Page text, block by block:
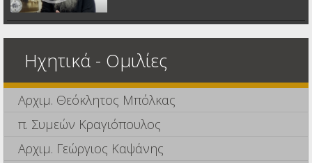
Ηχητικά - Ομιλίες
Αρχιμ. Θεόκλητος Μπόλκας
π. Συμεών Κραγιόπουλος
Αρχιμ. Γεώργιος Καψάνης